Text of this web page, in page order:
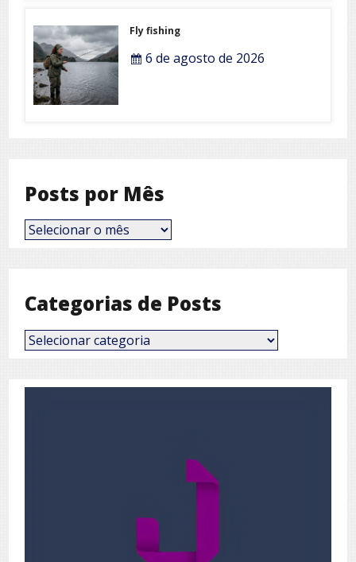
Fly fishing
6 de agosto de 2026
Posts por Mês
Posts
por
Categorias de Posts
Categorias
de